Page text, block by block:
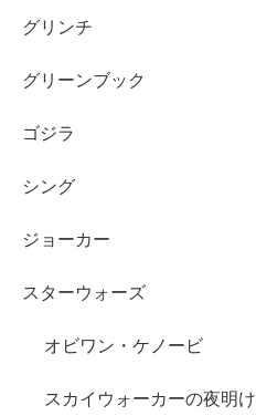
グリンチ
グリーンブック
ゴジラ
シング
ジョーカー
スターウォーズ
オビワン・ケノービ
スカイウォーカーの夜明け